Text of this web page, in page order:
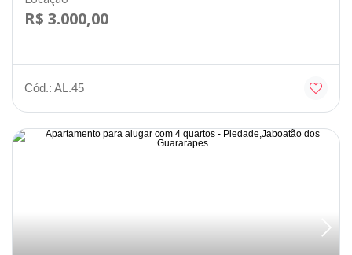
R$ 3.000,00
Cód.: AL.45